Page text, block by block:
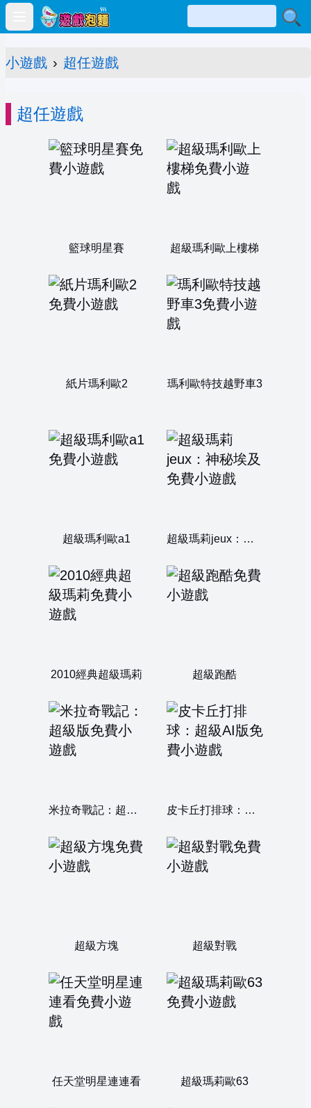
Open main menu
小遊戲 › 超任遊戲
超任遊戲
籃球明星賽 超級瑪利歐上樓梯
紙片瑪利歐2 瑪利歐特技越野車3
超級瑪利歐a1 超級瑪莉jeux：神秘埃及
2010經典超級瑪莉 超級跑酷
米拉奇戰記：超級版 皮卡丘打排球：超級AI版
超級方塊 超級對戰
任天堂明星連連看 超級瑪莉歐63